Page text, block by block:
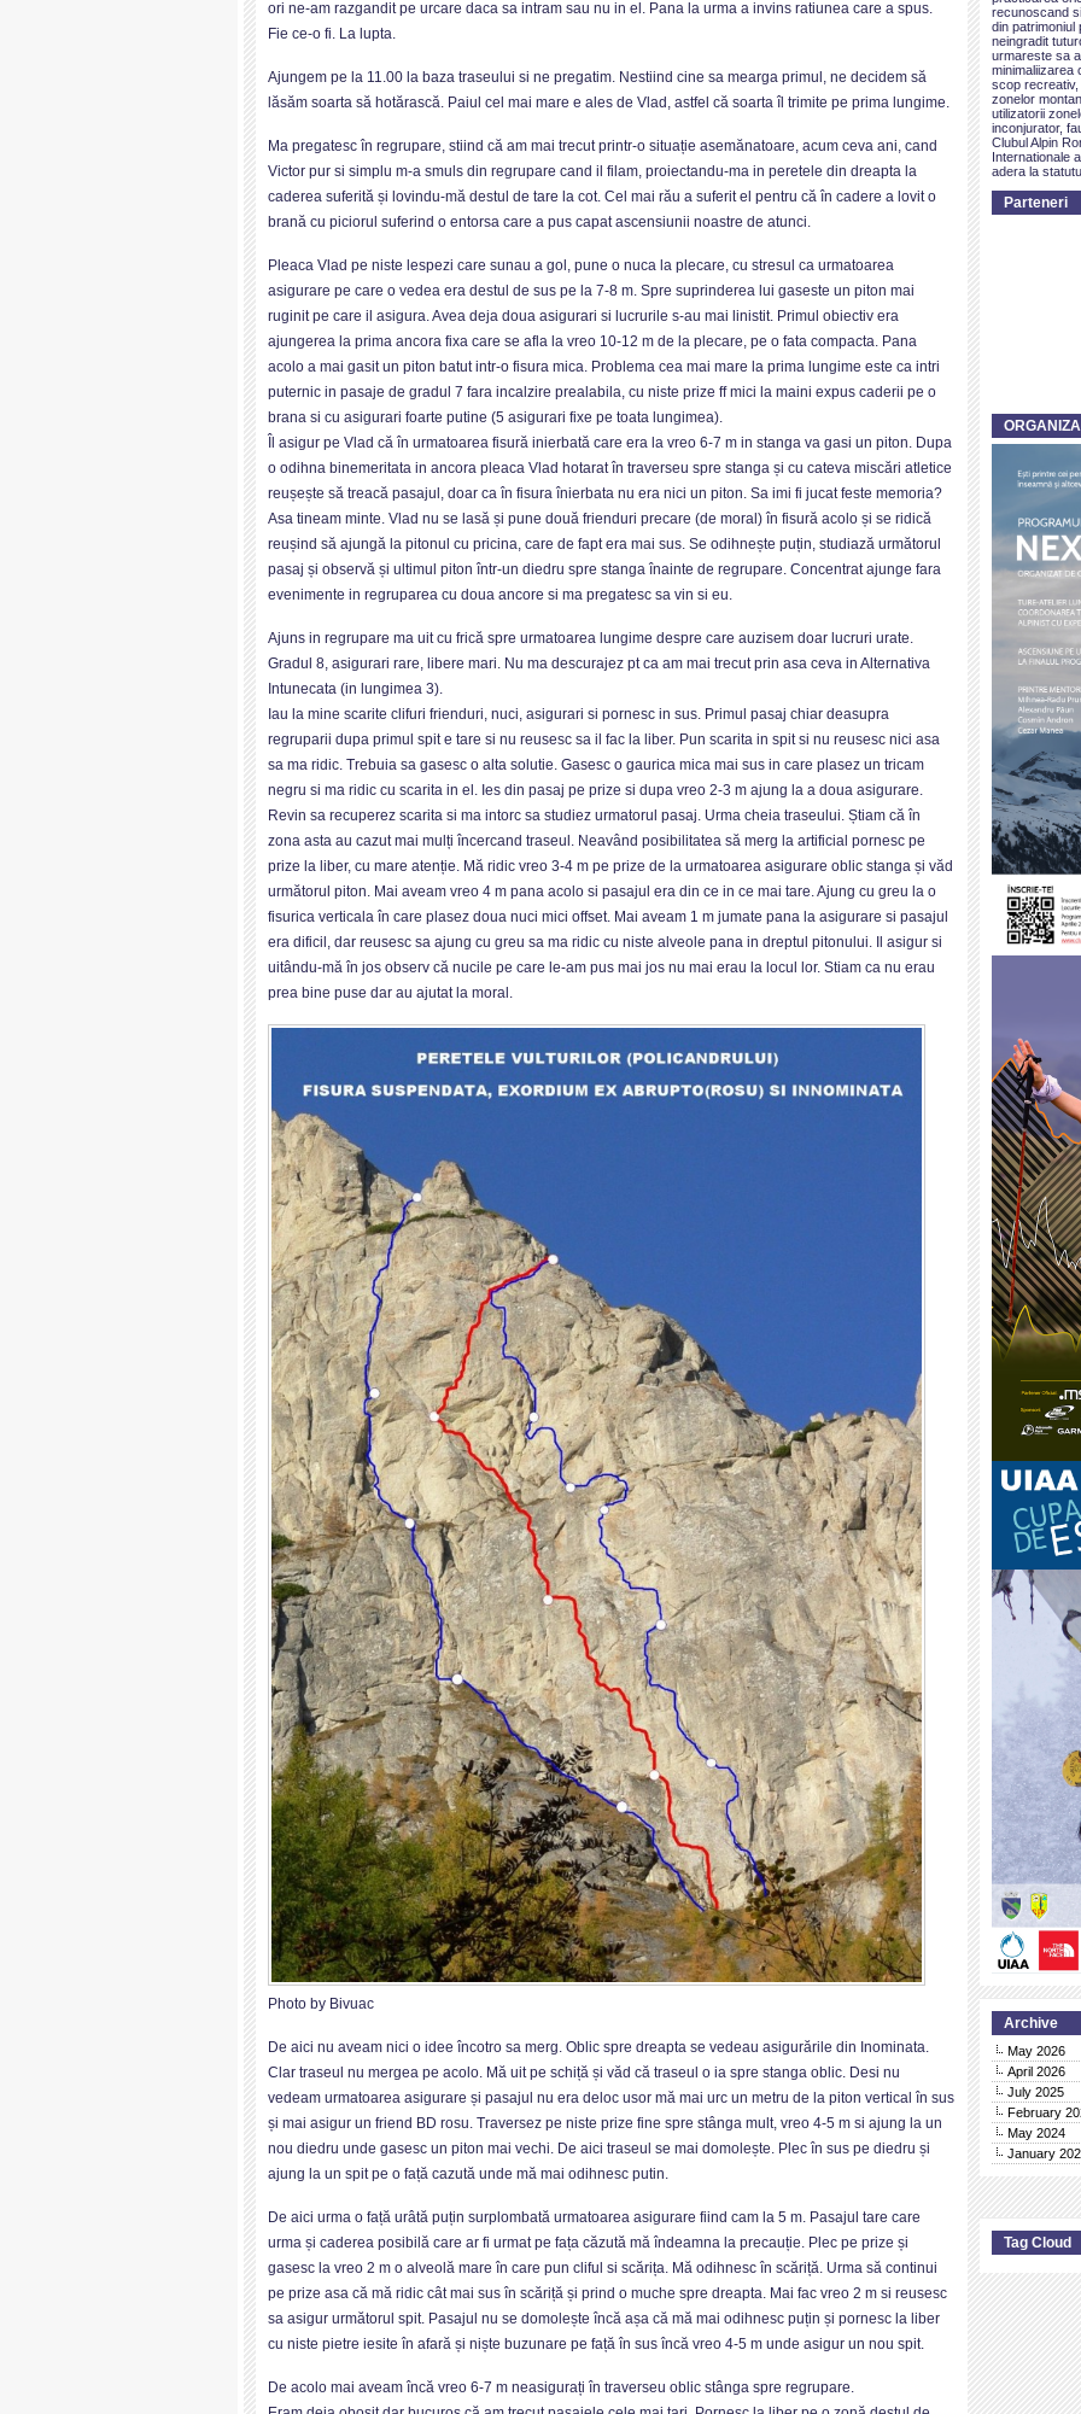
ori ne-am razgandit pe urcare daca sa intram sau nu in el. Pana la urma a invins ratiunea care a spus.
Fie ce-o fi. La lupta.
Ajungem pe la 11.00 la baza traseului si ne pregatim. Nestiind cine sa mearga primul, ne decidem să
lăsăm soarta să hotărască. Paiul cel mai mare e ales de Vlad, astfel că soarta îl trimite pe prima lungime.
Ma pregatesc în regrupare, stiind că am mai trecut printr-o situație asemănatoare, acum ceva ani, cand
Victor pur si simplu m-a smuls din regrupare cand il filam, proiectandu-ma in peretele din dreapta la
caderea suferită și lovindu-mă destul de tare la cot. Cel mai rău a suferit el pentru că în cadere a lovit o
brană cu piciorul suferind o entorsa care a pus capat ascensiunii noastre de atunci.
Pleaca Vlad pe niste lespezi care sunau a gol, pune o nuca la plecare, cu stresul ca urmatoarea
asigurare pe care o vedea era destul de sus pe la 7-8 m. Spre suprinderea lui gaseste un piton mai
ruginit pe care il asigura. Avea deja doua asigurari si lucrurile s-au mai linistit. Primul obiectiv era
ajungerea la prima ancora fixa care se afla la vreo 10-12 m de la plecare, pe o fata compacta. Pana
acolo a mai gasit un piton batut intr-o fisura mica. Problema cea mai mare la prima lungime este ca intri
puternic in pasaje de gradul 7 fara incalzire prealabila, cu niste prize ff mici la maini expus caderii pe o
brana si cu asigurari foarte putine (5 asigurari fixe pe toata lungimea).
Îl asigur pe Vlad că în urmatoarea fisură inierbată care era la vreo 6-7 m in stanga va gasi un piton. Dupa
o odihna binemeritata in ancora pleaca Vlad hotarat în traverseu spre stanga și cu cateva miscări atletice
reușește să treacă pasajul, doar ca în fisura înierbata nu era nici un piton. Sa imi fi jucat feste memoria?
Asa tineam minte. Vlad nu se lasă și pune două frienduri precare (de moral) în fisură acolo și se ridică
reușind să ajungă la pitonul cu pricina, care de fapt era mai sus. Se odihnește puțin, studiază următorul
pasaj și observă și ultimul piton într-un diedru spre stanga înainte de regrupare. Concentrat ajunge fara
evenimente in regruparea cu doua ancore si ma pregatesc sa vin si eu.
Ajuns in regrupare ma uit cu frică spre urmatoarea lungime despre care auzisem doar lucruri urate.
Gradul 8, asigurari rare, libere mari. Nu ma descurajez pt ca am mai trecut prin asa ceva in Alternativa
Intunecata (in lungimea 3).
Iau la mine scarite clifuri frienduri, nuci, asigurari si pornesc in sus. Primul pasaj chiar deasupra
regruparii dupa primul spit e tare si nu reusesc sa il fac la liber. Pun scarita in spit si nu reusesc nici asa
sa ma ridic. Trebuia sa gasesc o alta solutie. Gasesc o gaurica mica mai sus in care plasez un tricam
negru si ma ridic cu scarita in el. Ies din pasaj pe prize si dupa vreo 2-3 m ajung la a doua asigurare.
Revin sa recuperez scarita si ma intorc sa studiez urmatorul pasaj. Urma cheia traseului. Știam că în
zona asta au cazut mai mulți încercand traseul. Neavând posibilitatea să merg la artificial pornesc pe
prize la liber, cu mare atenție. Mă ridic vreo 3-4 m pe prize de la urmatoarea asigurare oblic stanga și văd
următorul piton. Mai aveam vreo 4 m pana acolo si pasajul era din ce in ce mai tare. Ajung cu greu la o
fisurica verticala în care plasez doua nuci mici offset. Mai aveam 1 m jumate pana la asigurare si pasajul
era dificil, dar reusesc sa ajung cu greu sa ma ridic cu niste alveole pana in dreptul pitonului. Il asigur si
uitându-mă în jos observ că nucile pe care le-am pus mai jos nu mai erau la locul lor. Stiam ca nu erau
prea bine puse dar au ajutat la moral.
Photo by Bivuac
De aici nu aveam nici o idee încotro sa merg. Oblic spre dreapta se vedeau asigurările din Inominata.
Clar traseul nu mergea pe acolo. Mă uit pe schiță și văd că traseul o ia spre stanga oblic. Desi nu
vedeam urmatoarea asigurare și pasajul nu era deloc usor mă mai urc un metru de la piton vertical în sus
și mai asigur un friend BD rosu. Traversez pe niste prize fine spre stânga mult, vreo 4-5 m si ajung la un
nou diedru unde gasesc un piton mai vechi. De aici traseul se mai domolește. Plec în sus pe diedru și
ajung la un spit pe o față cazută unde mă mai odihnesc putin.
De aici urma o față urâtă puțin surplombată urmatoarea asigurare fiind cam la 5 m. Pasajul tare care
urma și caderea posibilă care ar fi urmat pe fața căzută mă îndeamna la precauție. Plec pe prize și
gasesc la vreo 2 m o alveolă mare în care pun cliful si scărița. Mă odihnesc în scăriță. Urma să continui
pe prize asa că mă ridic cât mai sus în scăriță și prind o muche spre dreapta. Mai fac vreo 2 m si reusesc
sa asigur următorul spit. Pasajul nu se domolește încă așa că mă mai odihnesc puțin și pornesc la liber
cu niste pietre iesite în afară și niște buzunare pe față în sus încă vreo 4-5 m unde asigur un nou spit.
De acolo mai aveam încă vreo 6-7 m neasigurați în traverseu oblic stânga spre regrupare.
recunoscand
din patrimoniul
neingradit
urmareste sa
minimaliizarea
scop
zonelor
utilizatorii
inconjurator,
Clubul Alpin
Internationale
adera la
Parteneri
Archive
May 2026
April 2026
July 2025
February
May 2024
January
Tag Cloud